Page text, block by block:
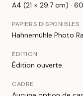
A4 (21 × 29.7 cm) ·
PAPIERS DISPONIBLES
Hahnemühle Photo
ÉDITION
Édition ouverte.
CADRE